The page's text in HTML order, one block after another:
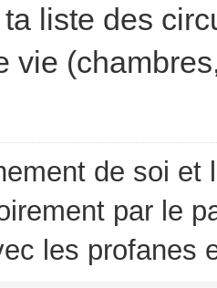
liste des
vie
de soi
par le
les profanes